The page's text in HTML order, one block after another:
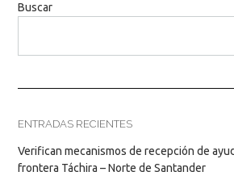
Buscar
ENTRADAS RECIENTES
Verifican mecanismos de recepción de
frontera Táchira – Norte de Santander